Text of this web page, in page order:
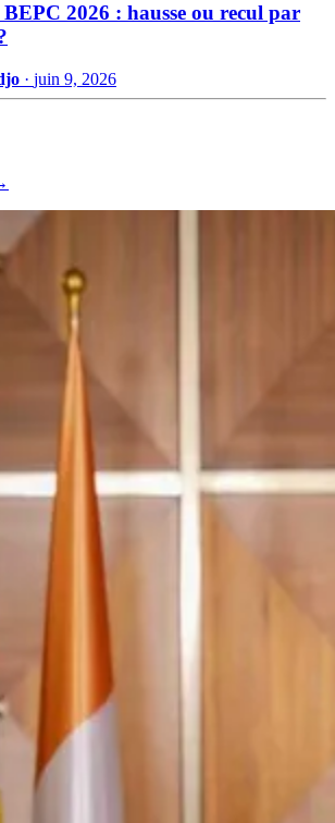
BEPC 2026 : hausse ou recul par
· juin 9, 2026